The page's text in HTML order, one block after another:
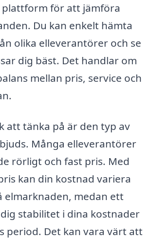
plattform för att jämföra
Du kan enkelt hämta
olika elleverantörer och se
dig bäst. Det handlar om
mellan pris, service och
att tänka på är den typ av
Många elleverantörer
rörligt och fast pris. Med
kan din kostnad variera
elmarknaden, medan ett
stabilitet i dina kostnader
period. Det kan vara värt att